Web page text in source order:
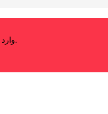
وارد شوید یا یک حساب کاربری جدید ایجاد کنید.